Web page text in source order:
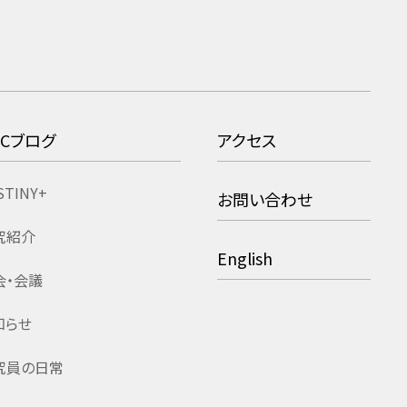
ブログ
紹介
会議
らせ
員の日常
アクセス
お問い合わせ
English